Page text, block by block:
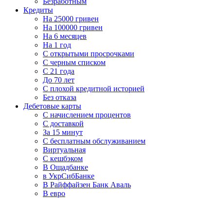
Кредиты
На 25000 гривен
На 100000 гривен
На 6 месяцев
На 1 год
С открытыми просрочками
С черным списком
С 21 года
До 70 лет
С плохой кредитной историей
Без отказа
Дебетовые карты
С начислением процентов
С доставкой
За 15 минут
С бесплатным обслуживанием
Виртуальная
С кешбэком
В Ощадбанке
в УкрСибБанке
В Райффайзен Банк Аваль
В евро